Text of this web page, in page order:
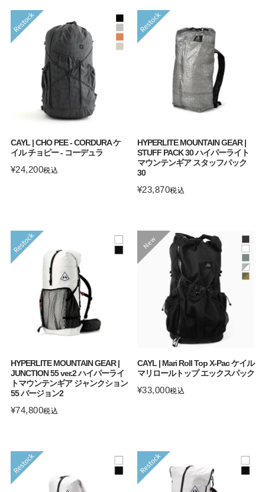
CAYL | CHO PEE - CORDURA ケ
イル チョピー - コーデュラ
¥24,200税込
HYPERLITE MOUNTAIN GEAR |
STUFF PACK 30 ハイパーライト
マウンテンギア スタッフパック
30
¥23,870税込
HYPERLITE MOUNTAIN GEAR |
JUNCTION 55 ver.2 ハイパーライ
トマウンテンギア ジャンクション
55 バージョン2
¥74,800税込
CAYL | Mari Roll Top X-Pac ケイル
マリロールトップ エックスパック
¥33,000税込